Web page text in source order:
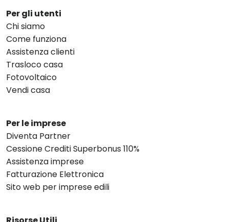
Per gli utenti
Chi siamo
Come funziona
Assistenza clienti
Trasloco casa
Fotovoltaico
Vendi casa
Per le imprese
Diventa Partner
Cessione Crediti Superbonus 110%
Assistenza imprese
Fatturazione Elettronica
Sito web per imprese edili